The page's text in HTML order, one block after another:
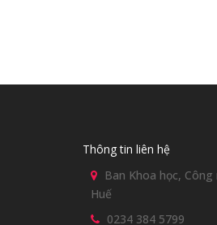
Thông tin liên hệ
Ban Khoa học,
Huế
0234 384 5799